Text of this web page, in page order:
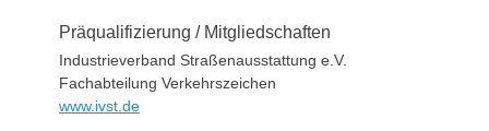
Präqualifizierung / Mitgliedschaften
Industrieverband Straßenausstattung e.V.
Fachabteilung Verkehrszeichen
www.ivst.de